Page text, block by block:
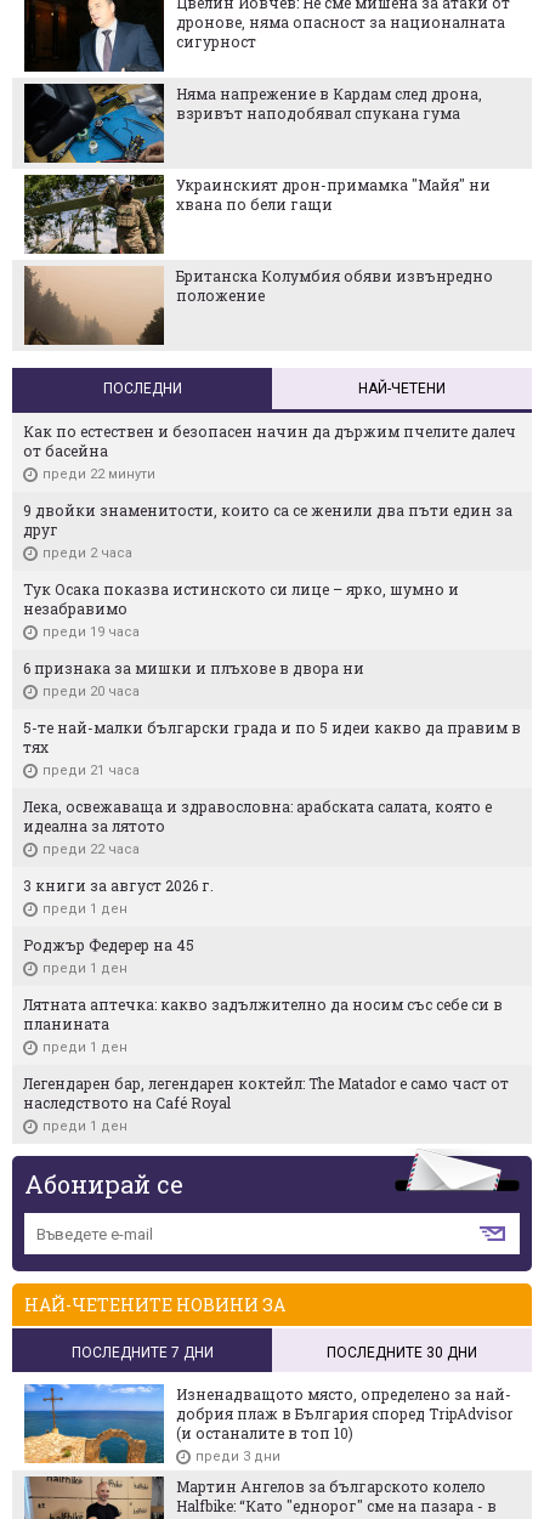
дронове, няма опасност за националната
сигурност
Няма напрежение в Кардам след дрона,
взривът наподобявал спукана гума
Украинският дрон-примамка "Майя" ни
хвана по бели гащи
Британска Колумбия обяви извънредно
положение
ПОСЛЕДНИ НАЙ-ЧЕТЕНИ
Как по естествен и безопасен начин да държим пчелите далеч
от басейна
преди 22 минути
9 двойки знаменитости, които са се женили два пъти един за
друг
преди 2 часа
Тук Осака показва истинското си лице – ярко, шумно и
незабравимо
преди 19 часа
6 признака за мишки и плъхове в двора ни
преди 20 часа
5-те най-малки български градa и по 5 идеи какво да правим в
тях
преди 21 часа
Лека, освежаваща и здравословна: арабската салата, която е
идеална за лятото
преди 22 часа
3 книги за август 2026 г.
преди 1 ден
Роджър Федерер на 45
преди 1 ден
Лятната аптечка: какво задължително да носим със себе си в
планината
преди 1 ден
Легендарен бар, легендарен коктейл: The Matador е само част от
наследството на Café Royal
преди 1 ден
Абонирай се
НАЙ-ЧЕТЕНИТЕ НОВИНИ ЗА
ПОСЛЕДНИТЕ 7 ДНИ ПОСЛЕДНИТЕ 30 ДНИ
Изненадващото място, определено за най-
добрия плаж в България според TripAdvisor
(и останалите в топ 10)
преди 3 дни
Мартин Ангелов за българското колело
Halfbike: “Като "еднорог" сме на пазара - в